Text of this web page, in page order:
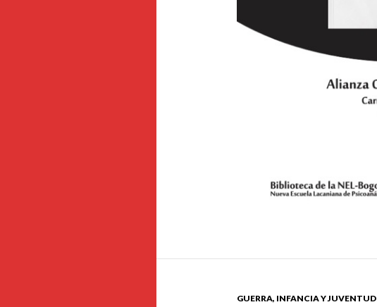
GUERRA, INFANCIA Y JUVENTUD